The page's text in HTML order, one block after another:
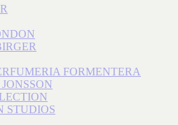
FORMENTERA
STUDIOS